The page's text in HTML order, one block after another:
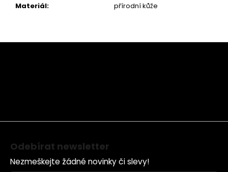
Materiál: přírodní kůže
Z
Odebírat newsletter
Nezmeškejte žádné novinky či slevy!